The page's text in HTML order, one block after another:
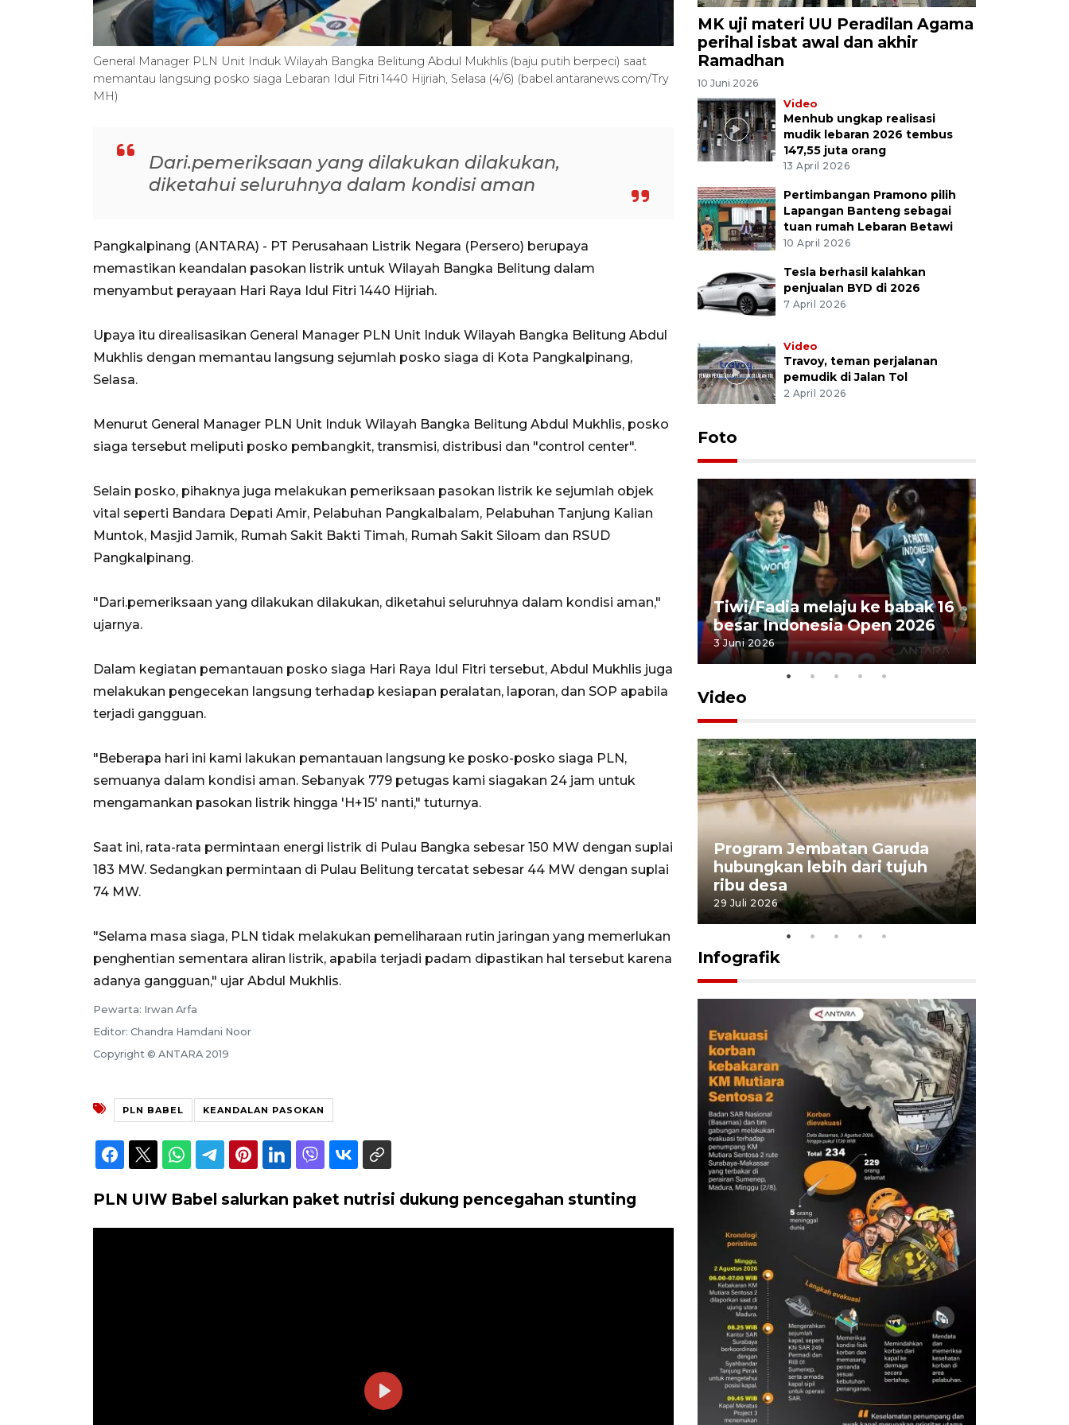
General Manager PLN Unit Induk Wilayah Bangka Belitung Abdul Mukhlis (baju putih berpeci) saat
memantau langsung posko siaga Lebaran Idul Fitri 1440 Hijriah, Selasa (4/6) (babel.antaranews.com/Try
MH)
Dari.pemeriksaan yang dilakukan dilakukan,
diketahui seluruhnya dalam kondisi aman
Pangkalpinang (ANTARA) - PT Perusahaan Listrik Negara (Persero) berupaya
memastikan keandalan pasokan listrik untuk Wilayah Bangka Belitung dalam
menyambut perayaan Hari Raya Idul Fitri 1440 Hijriah.
Upaya itu direalisasikan General Manager PLN Unit Induk Wilayah Bangka Belitung Abdul
Mukhlis dengan memantau langsung sejumlah posko siaga di Kota Pangkalpinang,
Selasa.
Menurut General Manager PLN Unit Induk Wilayah Bangka Belitung Abdul Mukhlis, posko
siaga tersebut meliputi posko pembangkit, transmisi, distribusi dan "control center".
Selain posko, pihaknya juga melakukan pemeriksaan pasokan listrik ke sejumlah objek
vital seperti Bandara Depati Amir, Pelabuhan Pangkalbalam, Pelabuhan Tanjung Kalian
Muntok, Masjid Jamik, Rumah Sakit Bakti Timah, Rumah Sakit Siloam dan RSUD
Pangkalpinang.
"Dari.pemeriksaan yang dilakukan dilakukan, diketahui seluruhnya dalam kondisi aman,"
ujarnya.
Dalam kegiatan pemantauan posko siaga Hari Raya Idul Fitri tersebut, Abdul Mukhlis juga
melakukan pengecekan langsung terhadap kesiapan peralatan, laporan, dan SOP apabila
terjadi gangguan.
"Beberapa hari ini kami lakukan pemantauan langsung ke posko-posko siaga PLN,
semuanya dalam kondisi aman. Sebanyak 779 petugas kami siagakan 24 jam untuk
mengamankan pasokan listrik hingga 'H+15' nanti," tuturnya.
Saat ini, rata-rata permintaan energi listrik di Pulau Bangka sebesar 150 MW dengan suplai
183 MW. Sedangkan permintaan di Pulau Belitung tercatat sebesar 44 MW dengan suplai
74 MW.
"Selama masa siaga, PLN tidak melakukan pemeliharaan rutin jaringan yang memerlukan
penghentian sementara aliran listrik, apabila terjadi padam dipastikan hal tersebut karena
adanya gangguan," ujar Abdul Mukhlis.
Pewarta: Irwan Arfa
Editor: Chandra Hamdani Noor
Copyright © ANTARA 2019
PLN BABEL KEANDALAN PASOKAN
PLN UIW Babel salurkan paket nutrisi dukung pencegahan stunting
Play
MK uji materi UU Peradilan Agama
perihal isbat awal dan akhir
Ramadhan
10 Juni 2026
Video
Menhub ungkap realisasi
mudik lebaran 2026 tembus
147,55 juta orang
13 April 2026
Pertimbangan Pramono pilih
Lapangan Banteng sebagai
tuan rumah Lebaran Betawi
10 April 2026
Tesla berhasil kalahkan
penjualan BYD di 2026
7 April 2026
Video
Travoy, teman perjalanan
pemudik di Jalan Tol
2 April 2026
Foto
upaya pelestarian budaya di
Tiwi/Fadia melaju ke babak 16
besar Indonesia Open 2026
3 Juni 2026
Video
Gabung Persebaya, striker
timnas Ramadhan Sananta
Program Jembatan Garuda
hubungkan lebih dari tujuh
ribu desa
29 Juli 2026
Infografik